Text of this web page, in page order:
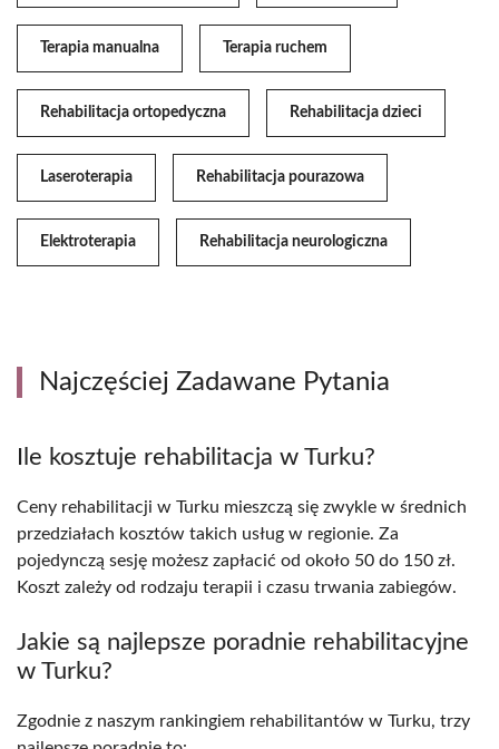
Terapia manualna Terapia ruchem
Rehabilitacja ortopedyczna Rehabilitacja dzieci
Laseroterapia Rehabilitacja pourazowa
Elektroterapia Rehabilitacja neurologiczna
Najczęściej Zadawane Pytania
Ile kosztuje rehabilitacja w Turku?
Ceny rehabilitacji w Turku mieszczą się zwykle w średnich
przedziałach kosztów takich usług w regionie. Za
pojedynczą sesję możesz zapłacić od około 50 do 150 zł.
Koszt zależy od rodzaju terapii i czasu trwania zabiegów.
Jakie są najlepsze poradnie rehabilitacyjne
w Turku?
Zgodnie z naszym rankingiem rehabilitantów w Turku, trzy